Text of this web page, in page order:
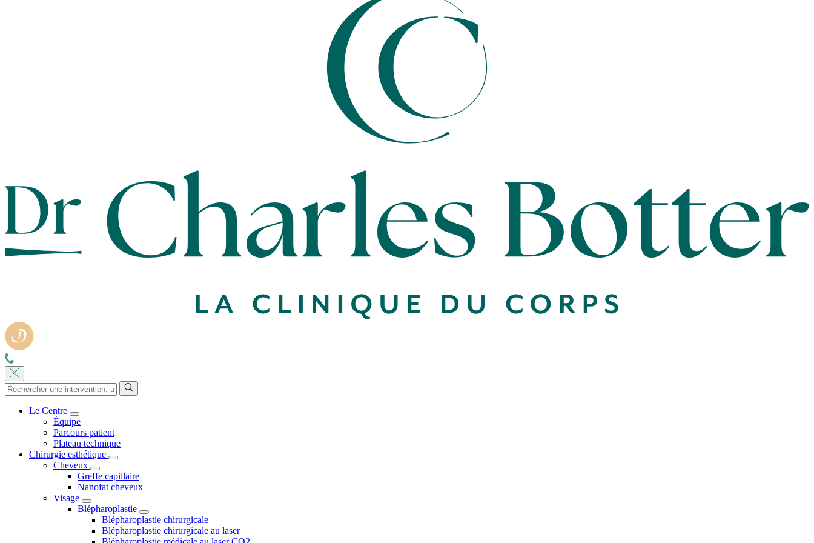
Le Centre
Équipe
Parcours patient
Plateau technique
Chirurgie esthétique
Cheveux
Greffe capillaire
Nanofat cheveux
Visage
Blépharoplastie
Blépharoplastie chirurgicale
Blépharoplastie chirurgicale au laser